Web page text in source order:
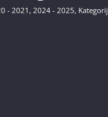
- 2021, 2024 - 2025,